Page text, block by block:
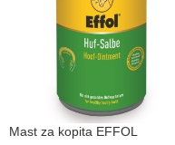
Mast za kopita EFFOL